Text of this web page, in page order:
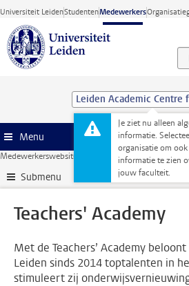
Ga direct naar de inhoud
Universiteit LeidenStudentenMedewerkers
Je ziet nu alleen
informatie.
organisatie om ook
informatie te zien
jouw faculteit.
Menu
Medewerkerswebsite Teachers' Academy
Submenu
Teachers' Academy
Met de Teachers’ Academy
Leiden sinds 2014 toptalenten in
stimuleert zij